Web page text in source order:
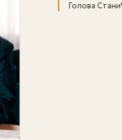
Голова